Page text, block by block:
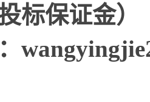
标保证金）